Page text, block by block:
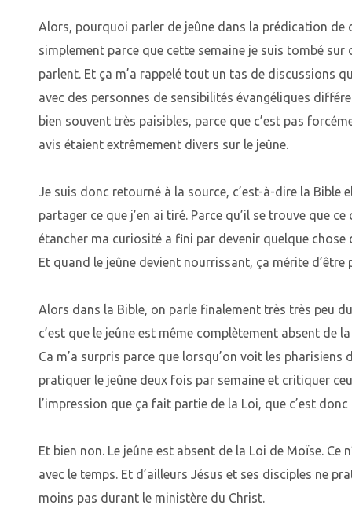
Alors, pourquoi parler de jeûne dans la prédication de
simplement parce que cette semaine je suis tombé sur
parlent. Et ça m’a rappelé tout un tas de discussions
avec des personnes de sensibilités évangéliques
bien souvent très paisibles, parce que c’est pas
avis étaient extrêmement divers sur le jeûne.
Je suis donc retourné à la source, c’est-à-dire la Bible
partager ce que j’en ai tiré. Parce qu’il se trouve que
étancher ma curiosité a fini par devenir quelque
Et quand le jeûne devient nourrissant, ça mérite d’être
Alors dans la Bible, on parle finalement très très peu
c’est que le jeûne est même complètement absent de
Ca m’a surpris parce que lorsqu’on voit les pharisiens
pratiquer le jeûne deux fois par semaine et critiquer
l’impression que ça fait partie de la Loi, que c’est
Et bien non. Le jeûne est absent de la Loi de Moïse. Ce
avec le temps. Et d’ailleurs Jésus et ses disciples ne
moins pas durant le ministère du Christ.